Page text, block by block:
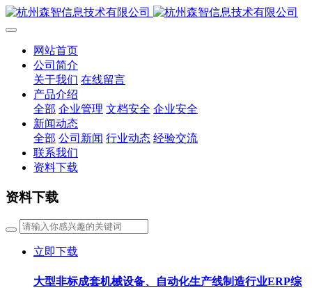
网站首页
公司简介
关于我们 在线留言
产品介绍
全部 企业管理 文档安全 企业安全
新闻动态
全部 公司新闻 行业动态 经验交流
联系我们
资料下载
资料下载
立即下载
大型非标成套机械设备、自动化生产线制造行业ERP综